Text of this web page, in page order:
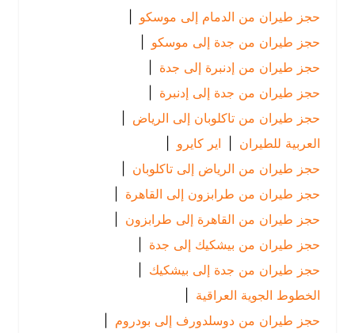
حجز طيران من الدمام إلى موسكو |
حجز طيران من جدة إلى موسكو |
حجز طيران من إدنبرة إلى جدة
حجز طيران من جدة إلى إدنبرة |
حجز طيران من تاكلوبان إلى الرياض
|
العربية للطيران | اير كايرو
|
حجز طيران من الرياض إلى تاكلوبان |
حجز طيران من طرابزون إلى القاهرة |
حجز طيران من القاهرة إلى طرابزون |
حجز طيران من بيشكيك إلى جدة
حجز طيران من جدة إلى بيشكيك |
الخطوط الجوية العراقية
حجز طيران من دوسلدورف إلى بودروم |